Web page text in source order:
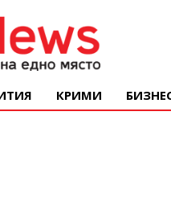
КРИМИ